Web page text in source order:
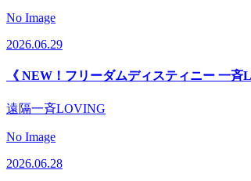
No Image
2026.06.29
《 NEW！フリーダムディスティニー 一斉
遠隔一斉LOVING
No Image
2026.06.28